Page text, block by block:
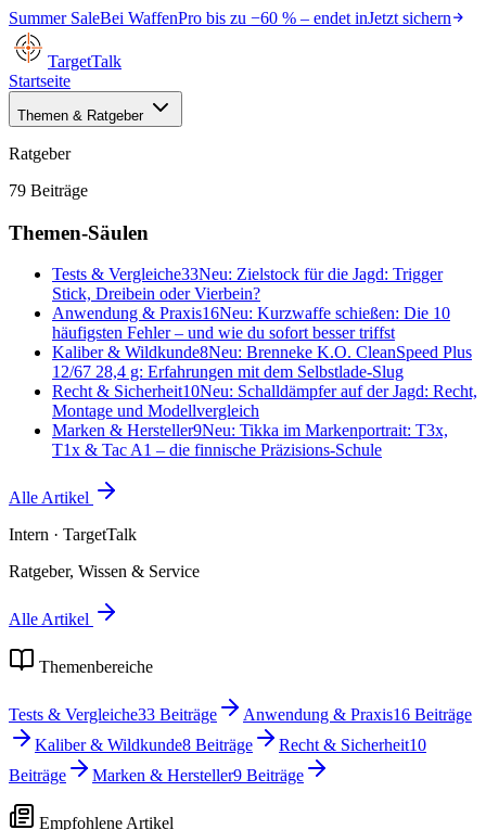
Summer SaleBei WaffenPro bis zu −60 % – endet inJetzt sichern
TargetTalk
Startseite
Themen & Ratgeber
Ratgeber
79 Beiträge
Themen-Säulen
Tests & Vergleiche33Neu: Zielstock für die Jagd: Trigger
Stick, Dreibein oder Vierbein?
Anwendung & Praxis16Neu: Kurzwaffe schießen: Die 10
häufigsten Fehler – und wie du sofort besser triffst
Kaliber & Wildkunde8Neu: Brenneke K.O. CleanSpeed Plus
12/67 28,4 g: Erfahrungen mit dem Selbstlade-Slug
Recht & Sicherheit10Neu: Schalldämpfer auf der Jagd: Recht,
Montage und Modellvergleich
Marken & Hersteller9Neu: Tikka im Markenportrait: T3x,
T1x & Tac A1 – die finnische Präzisions-Schule
Alle Artikel
Intern · TargetTalk
Ratgeber, Wissen & Service
Alle Artikel
Themenbereiche
Tests & Vergleiche33 Beiträge Anwendung & Praxis16 Beiträge
Kaliber & Wildkunde8 Beiträge Recht & Sicherheit10
Beiträge
Marken & Hersteller9 Beiträge
Empfohlene Artikel